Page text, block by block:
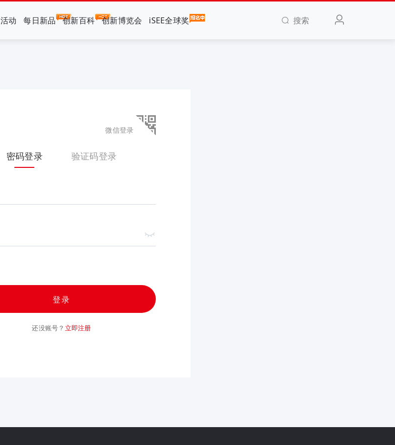
活动 每日新品 创新百科 创新博览会 iSEE全球奖 搜索
微信登录
密码登录 验证码登录
登录
还没账号？ 立即注册